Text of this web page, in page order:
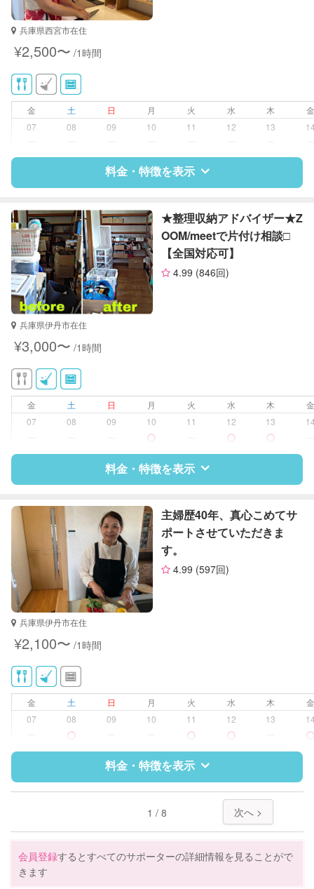
対応可能/特徴
掃除（洗面所、お風呂場、お手洗
家庭料理
作り置き料理
庭の手入れ/植木の水やり
兵庫県西宮市在住
¥2,500〜 /1時間
金 土 日 月 火 水 木
07
08 09 10 11 12 13
料金・特徴を表示
特徴 料金 レビュー
サポートの特徴
資格
調理師
食育インストラクター1級
夜間対応
片付け/整理整頓
★整理収納アドバイザー★Z
OOM/meetで片付け相談□
【全国対応可】
4.99 (846回)
兵庫県伊丹市在住
¥3,000〜 /1時間
金 土 日 月 火 水 木
07
08 09 10 11 12 13
料金・特徴を表示
特徴 料金 レビュー
サポートの特徴
資格
企業型割引対象(旧内閣府補助対象)
自治体届出済ベビーシッター
保育士
対応可能/特徴
供部屋）
洗濯
ゴミの分別/ゴミ出し
早朝対応
夜間対応
片付け/整理整頓
主婦歴40年、真心こめてサ
ポートさせていただきま
す。
4.99 (597回)
兵庫県伊丹市在住
¥2,100〜 /1時間
金 土 日 月 火 水 木
07
08 09 10 11 12 13
料金・特徴を表示
サポートの特徴
資格
1 / 8 次へ >
会員登録するとすべてのサポーターの詳細情報を見ることがで
きます